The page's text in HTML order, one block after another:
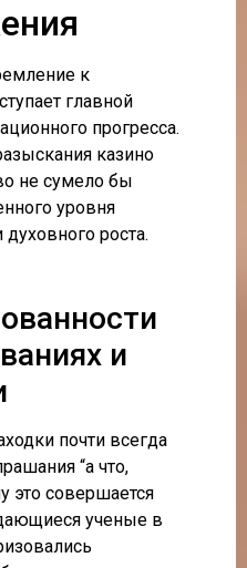
к
главной
прогресса.
казино
не сумело бы
уровня
роста.
и
почти всегда
“а что,
это совершается
ученые в